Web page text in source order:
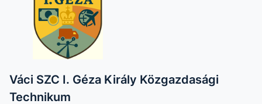
Váci SZC I. Géza Király Közgazdasági
Technikum